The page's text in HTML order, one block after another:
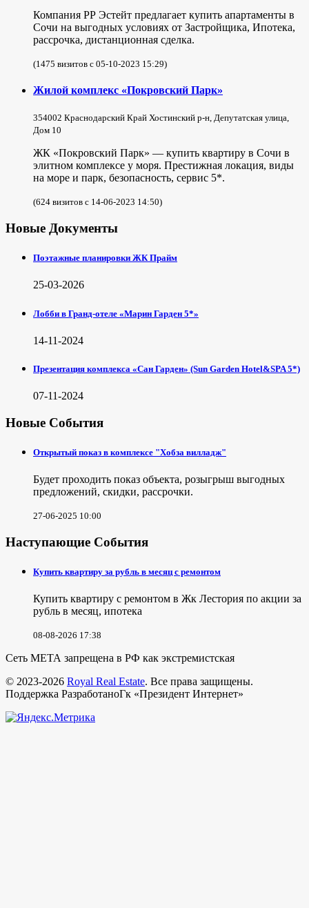
Компания РР Эстейт предлагает купить апартаменты в
Сочи на выгодных условиях от Застройщика, Ипотека,
рассрочка, дистанционная сделка.
(1475 визитов с 05-10-2023 15:29)
Жилой комплекс «Покровский Парк»
354002 Краснодарский Край Хостинский р-н, Депутатская улица,
Дом 10
ЖК «Покровский Парк» — купить квартиру в Сочи в
элитном комплексе у моря. Престижная локация, виды
на море и парк, безопасность, сервис 5*.
(624 визитов с 14-06-2023 14:50)
Новые Документы
Поэтажные планировки ЖК Прайм
25-03-2026
Лобби в Гранд-отеле «Марин Гарден 5*»
14-11-2024
Презентация комплекса «Сан Гарден» (Sun Garden Hotel&SPA 5*)
07-11-2024
Новые События
Открытый показ в комплексе "Хобза вилладж"
Будет проходить показ объекта, розыгрыш выгодных
предложений, скидки, рассрочки.
27-06-2025 10:00
Наступающие События
Купить квартиру за рубль в месяц с ремонтом
Купить квартиру с ремонтом в Жк Лестория по акции за
рубль в месяц, ипотека
08-08-2026 17:38
Сеть МЕТА запрещена в РФ как экстремистская
© 2023-2026 Royal Real Estate. Все права защищены.
Поддержка РазработаноГк «Президент Интернет»